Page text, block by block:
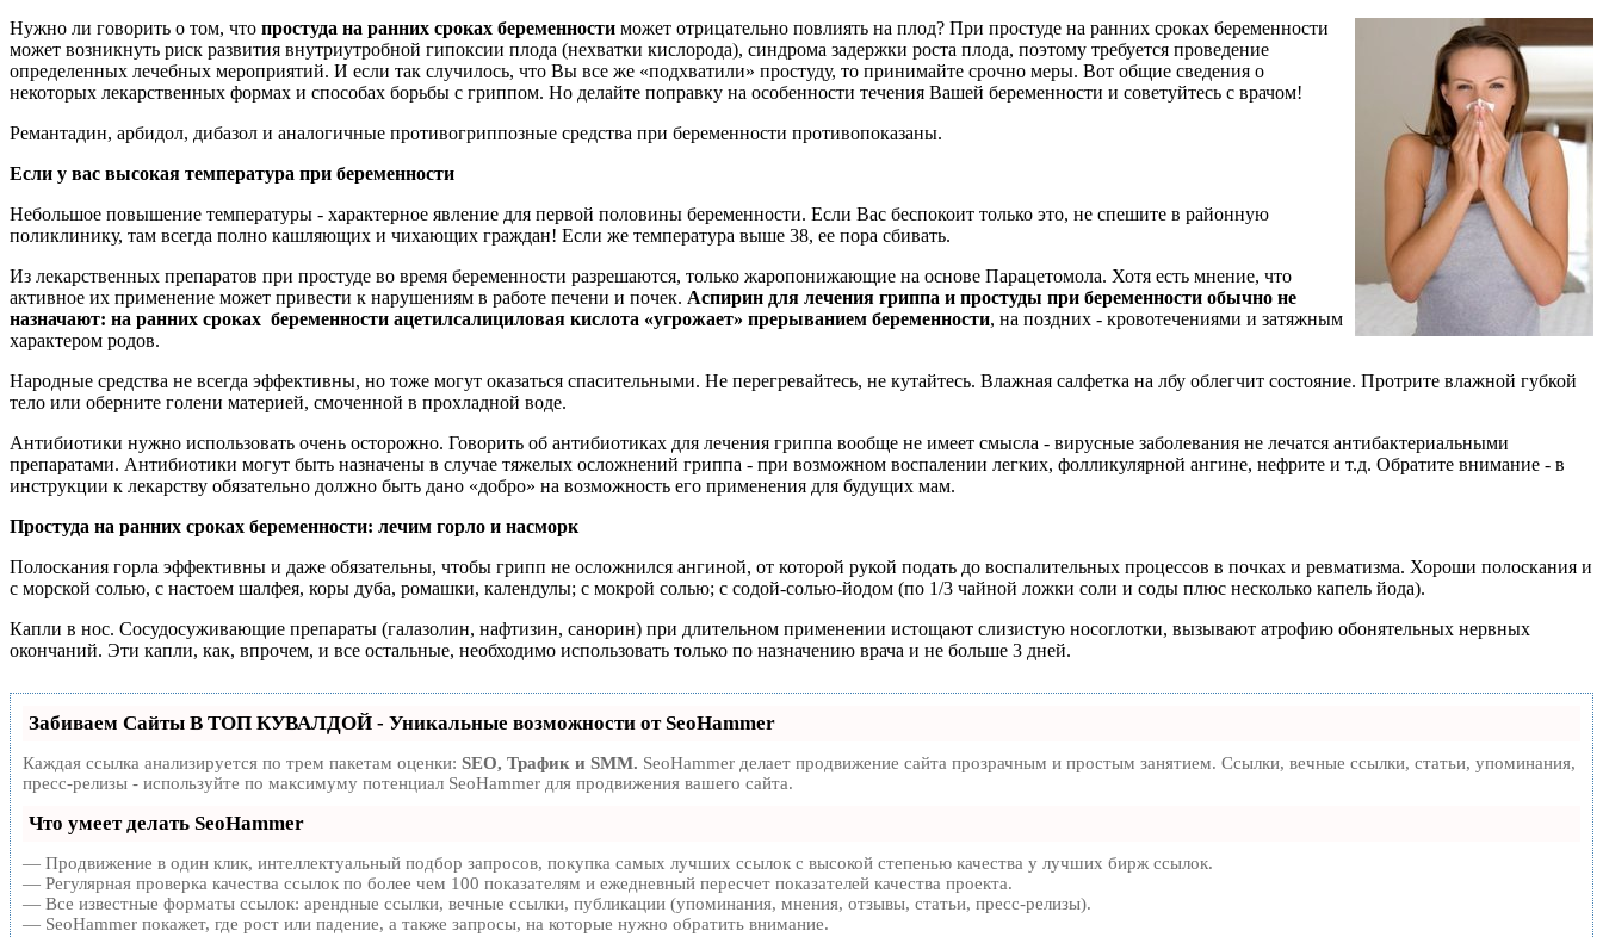
Нужно ли говорить о том, что простуда на ранних сроках беременности может отрицательно повлиять на плод? При простуде на ранних сроках беременности
может возникнуть риск развития внутриутробной гипоксии плода (нехватки кислорода), синдрома задержки роста плода, поэтому требуется проведение
определенных лечебных мероприятий. И если так случилось, что Вы все же «подхватили» простуду, то принимайте срочно меры. Вот общие сведения о
некоторых лекарственных формах и способах борьбы с гриппом. Но делайте поправку на особенности течения Вашей беременности и советуйтесь с врачом!
Ремантадин, арбидол, дибазол и аналогичные противогриппозные средства при беременности противопоказаны.
Если у вас высокая температура при беременности
Небольшое повышение температуры - характерное явление для первой половины беременности. Если Вас беспокоит только это, не спешите в районную
поликлинику, там всегда полно кашляющих и чихающих граждан! Если же температура выше 38, ее пора сбивать.
Из лекарственных препаратов при простуде во время беременности разрешаются, только жаропонижающие на основе Парацетомола. Хотя есть мнение, что
активное их применение может привести к нарушениям в работе печени и почек. Аспирин для лечения гриппа и простуды при беременности обычно не
назначают: на ранних сроках беременности ацетилсалициловая кислота «угрожает» прерыванием беременности, на поздних - кровотечениями и затяжным
характером родов.
Народные средства не всегда эффективны, но тоже могут оказаться спасительными. Не перегревайтесь, не кутайтесь. Влажная салфетка на лбу облегчит состояние. Протрите влажной губкой
тело или оберните голени материей, смоченной в прохладной воде.
Антибиотики нужно использовать очень осторожно. Говорить об антибиотиках для лечения гриппа вообще не имеет смысла - вирусные заболевания не лечатся антибактериальными
препаратами. Антибиотики могут быть назначены в случае тяжелых осложнений гриппа - при возможном воспалении легких, фолликулярной ангине, нефрите и т.д. Обратите внимание - в
инструкции к лекарству обязательно должно быть дано «добро» на возможность его применения для будущих мам.
Простуда на ранних сроках беременности: лечим горло и насморк
Полоскания горла эффективны и даже обязательны, чтобы грипп не осложнился ангиной, от которой рукой подать до воспалительных процессов в почках и ревматизма. Хороши полоскания и
с морской солью, с настоем шалфея, коры дуба, ромашки, календулы; с мокрой солью; с содой-солью-йодом (по 1/3 чайной ложки соли и соды плюс несколько капель йода).
Капли в нос. Сосудосуживающие препараты (галазолин, нафтизин, санорин) при длительном применении истощают слизистую носоглотки, вызывают атрофию обонятельных нервных
окончаний. Эти капли, как, впрочем, и все остальные, необходимо использовать только по назначению врача и не больше 3 дней.
Забиваем Сайты В ТОП КУВАЛДОЙ - Уникальные возможности от SeoHammer
Каждая ссылка анализируется по трем пакетам оценки: SEO, Трафик и SMM. SeoHammer делает продвижение сайта прозрачным и простым занятием. Ссылки, вечные ссылки, статьи, упоминания,
пресс-релизы - используйте по максимуму потенциал SeoHammer для продвижения вашего сайта.
Что умеет делать SeoHammer
— Продвижение в один клик, интеллектуальный подбор запросов, покупка самых лучших ссылок с высокой степенью качества у лучших бирж ссылок.
— Регулярная проверка качества ссылок по более чем 100 показателям и ежедневный пересчет показателей качества проекта.
— Все известные форматы ссылок: арендные ссылки, вечные ссылки, публикации (упоминания, мнения, отзывы, статьи, пресс-релизы).
— SeoHammer покажет, где рост или падение, а также запросы, на которые нужно обратить внимание.